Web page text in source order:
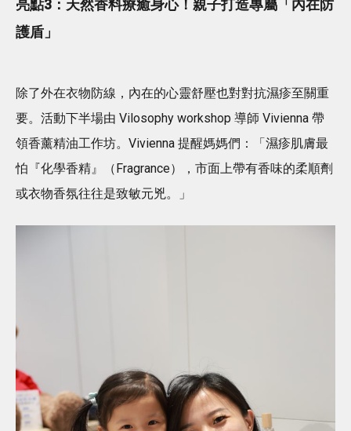
亮點3：天然香料療癒身心！親子打造專屬「內在防
護盾」
除了外在衣物防線，內在的心靈舒壓也對對抗濕疹至關重
要。活動下半場由 Vilosophy workshop 導師 Vivienna 帶
領香薰精油工作坊。Vivienna 提醒媽媽們：「濕疹肌膚最
怕『化學香精』（Fragrance），市面上帶有香味的柔順劑
或衣物香氛往往是致敏元兇。」